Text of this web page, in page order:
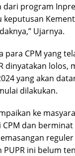
dari program
keputusan
Ujarnya.
para CPM yang
dinyatakan lolos,
yang akan
dilakukan.
ke
dan
ini belum